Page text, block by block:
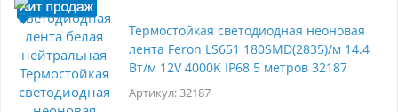
Термостойкая светодиодная неоновая
лента Feron LS651 180SMD(2835)/м 14.4
Вт/м 12V 4000K IP68 5 метров 32187
Артикул: 32187